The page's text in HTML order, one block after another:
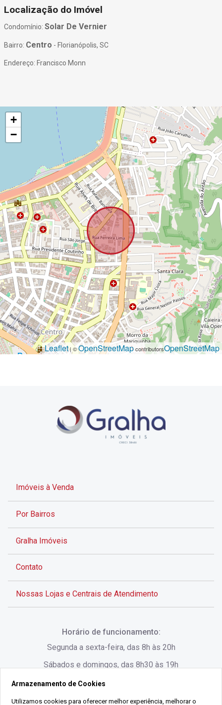
Localização do Imóvel
Condomínio: Solar De Vernier
Bairro: Centro - Florianópolis, SC
Endereço: Francisco Monn
+
−
Leaflet| ©OpenStreetMapcontributorsOpenStreetMap
Imóveis à Venda
Por Bairros
Gralha Imóveis
Contato
Nossas Lojas e Centrais de Atendimento
Rua Lauro Linhares, 1080 - Trindade, Florianópolis -
SC
Horário de funcionamento:
Segunda a sexta-feira, das 8h às 20h
Sábados e domingos, das 8h30 às 19h
Armazenamento de Cookies
Utilizamos cookies para oferecer melhor experiência, melhorar o